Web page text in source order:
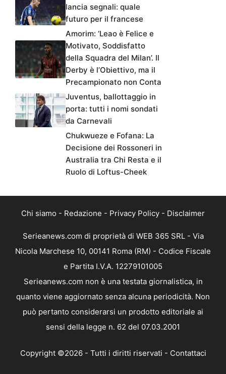
lancia segnali: quale
futuro per il francese
Amorim: ‘Leao è Felice e
Motivato, Soddisfatto
della Squadra del Milan’. Il
Derby è l’Obiettivo, ma il
Precampionato non Conta
Juventus, ballottaggio in
porta: tutti i nomi sondati
da Carnevali
Chukwueze e Fofana: La
Decisione dei Rossoneri in
Australia tra Chi Resta e il
Ruolo di Loftus-Cheek
Chi siamo - Redazione - Privacy Policy - Disclaimer
Serieanews.com di proprietà di WEB 365 SRL - Via
Nicola Marchese 10, 00141 Roma (RM) - Codice Fiscale
e Partita I.V.A. 12279101005
Serieanews.com non è una testata giornalistica, in
quanto viene aggiornato senza alcuna periodicità. Non
può pertanto considerarsi un prodotto editoriale ai
sensi della legge n. 62 del 07.03.2001
Copyright ©2026 - Tutti i diritti riservati - Contattaci